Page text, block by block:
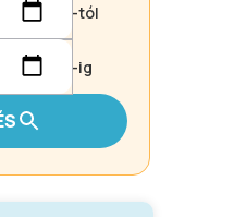
-tól
-ig